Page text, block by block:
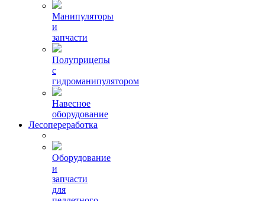
Манипуляторы
и
запчасти
Полуприцепы
с
гидроманипулятором
Навесное
оборудование
Лесопереработка
Оборудование
и
запчасти
для